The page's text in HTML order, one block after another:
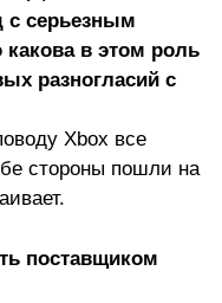
с серьезным
в этом роль
разногласий с
Xbox все
стороны пошли на
поставщиком